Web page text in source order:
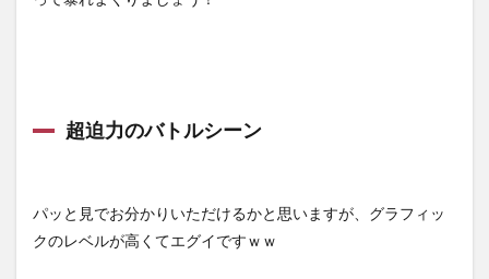
超迫力のバトルシーン
パッと見でお分かりいただけるかと思いますが、グラフィッ
クのレベルが高くてエグイですｗｗ